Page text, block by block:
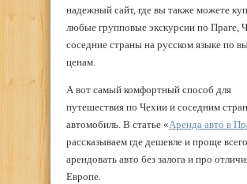
надежный сайт, где вы также можете
любые групповые экскурсии по Праге,
соседние страны на русском языке по
ценам.
А вот самый комфортный способ для
путешествия по Чехии и соседним
автомобиль. В статье «Аренда авто в
рассказываем где дешевле и проще всего
арендовать авто без залога и про
Европе.